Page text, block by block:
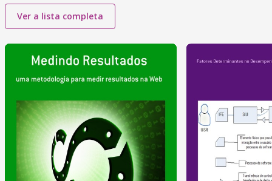
Ver a lista completa